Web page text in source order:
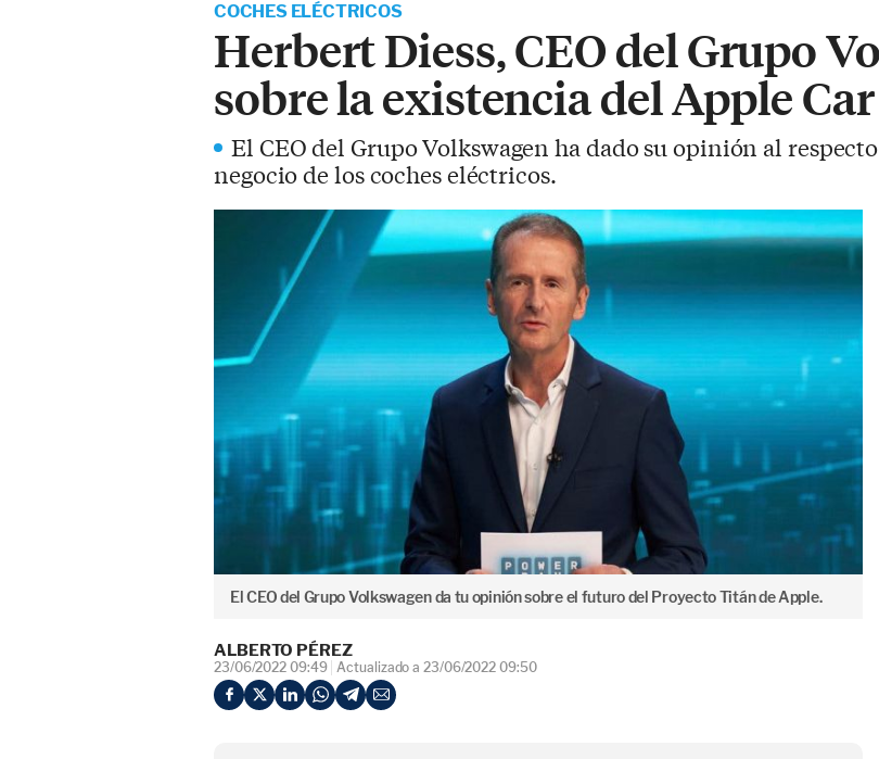
COCHES ELÉCTRICOS
Herbert Diess, CEO del Grupo
sobre la existencia del Apple Car
El CEO del Grupo Volkswagen ha dado su opinión al
negocio de los coches eléctricos.
El CEO del Grupo Volkswagen da tu opinión sobre el futuro del Proyecto Titán de Apple.
ALBERTO PÉREZ
23/06/2022 09:49 Actualizado a 23/06/2022 09:50